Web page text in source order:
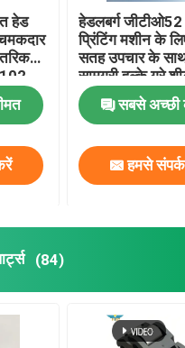
हेड
हेडलबर्ग
प्रिंटिंग मशीन के
सतह उपचार के
सामग्री हल्के ग्रे
उंगली
सबसे अच्छी
हमसे
(84)